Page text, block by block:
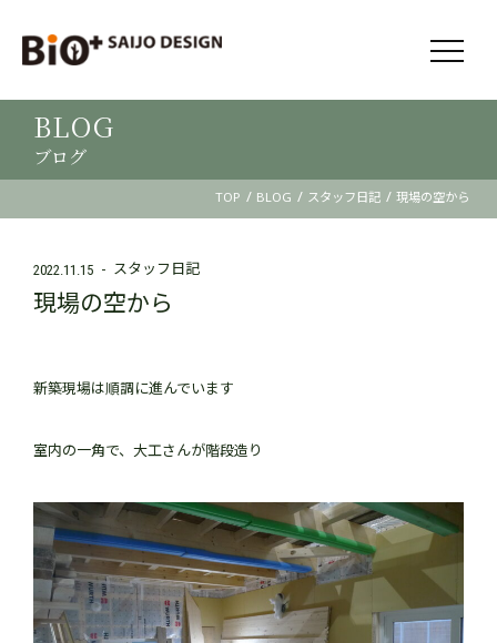
BLOG
ブログ
TOP / BLOG / スタッフ日記 /現場の空から
2022.11.15 スタッフ日記
現場の空から
新築現場は順調に進んでいます
室内の一角で、大工さんが階段造り